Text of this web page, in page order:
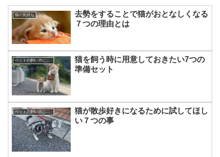
猫の気持ち
去勢をすることで猫がおとなしくなる
７つの理由とは
ペットの飼い方について☆
猫を飼う時に用意しておきたい7つの
準備セット
ペットの飼い方について☆
猫が散歩好きになるために試してほし
い７つの事